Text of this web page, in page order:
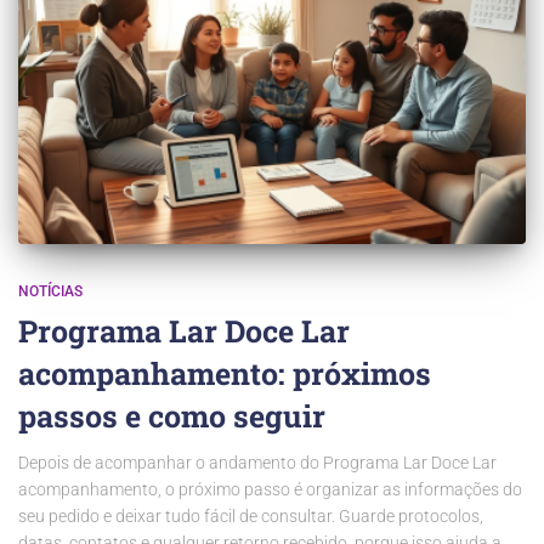
NOTÍCIAS
Programa Lar Doce Lar
acompanhamento: próximos
passos e como seguir
Depois de acompanhar o andamento do Programa Lar Doce Lar
acompanhamento, o próximo passo é organizar as informações do
seu pedido e deixar tudo fácil de consultar. Guarde protocolos,